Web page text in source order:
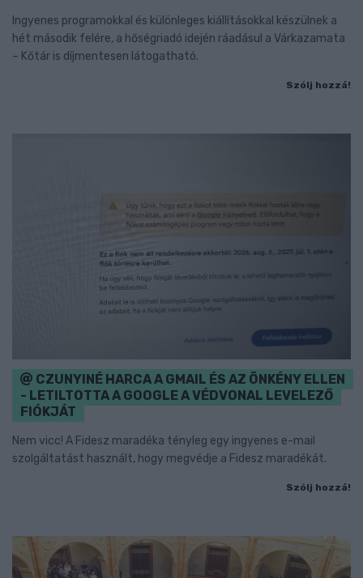
Ingyenes programokkal és különleges kiállításokkal készülnek a
hét második felére, a hőségriadó idején ráadásul a Várkazamata
– Kőtár is díjmentesen látogatható.
Szólj hozzá!
CZUNYINÉ HARCA A GMAIL ÉS AZ ÖNKÉNY ELLEN
- LETILTOTTA A GOOGLE A VÉDVONAL LEVELEZŐ
FIÓKJÁT
Nem vicc! A Fidesz maradéka tényleg egy ingyenes e-mail
szolgáltatást használt, hogy megvédje a Fidesz maradékát.
Szólj hozzá!